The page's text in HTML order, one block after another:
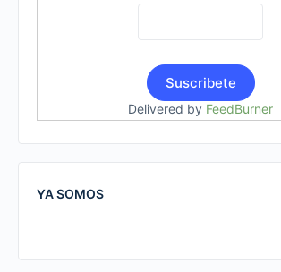
Delivered by FeedBurner
YA SOMOS